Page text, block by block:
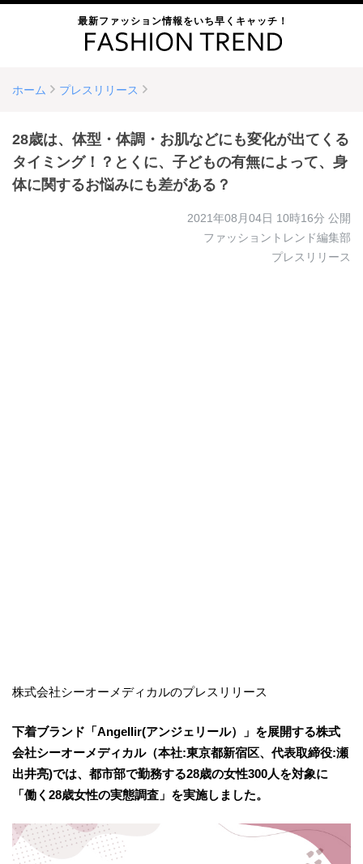
最新ファッション情報をいち早くキャッチ！
ホーム プレスリリース
28歳は、体型・体調・お肌などにも変化が出てくる
タイミング！？とくに、子どもの有無によって、身
体に関するお悩みにも差がある？
2021年08月04日 10時16分 公開
ファッショントレンド編集部
プレスリリース
株式会社シーオーメディカルのプレスリリース
下着ブランド「Angellir(アンジェリール）」を展開する株式
会社シーオーメディカル（本社:東京都新宿区、代表取締役:瀬
出井亮)では、都市部で勤務する28歳の女性300人を対象に
「働く28歳女性の実態調査」を実施しました。